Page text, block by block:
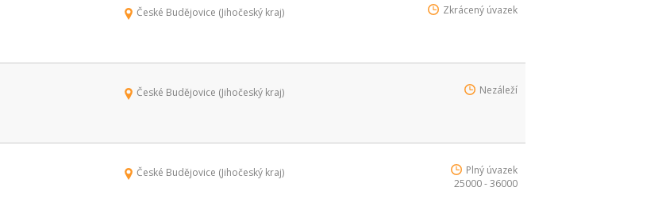
České Budějovice (Jihočeský kraj) Zkrácený úvazek
České Budějovice (Jihočeský kraj) Nezáleží
České Budějovice (Jihočeský kraj)
Plný úvazek
25000 - 36000